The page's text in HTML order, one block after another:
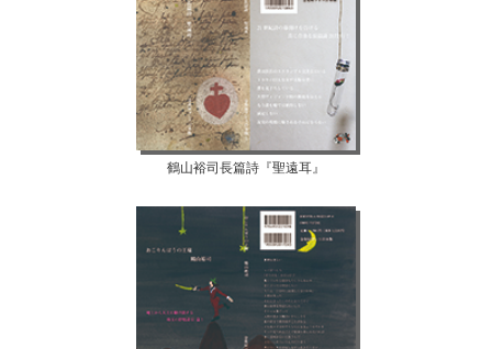
鶴山裕司長篇詩『聖遠耳』